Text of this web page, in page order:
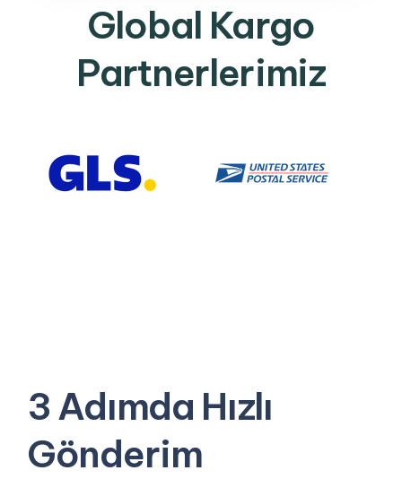
Global Kargo
Partnerlerimiz
3 Adımda Hızlı
Gönderim